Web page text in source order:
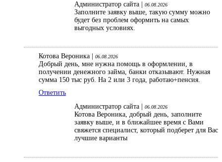
Администратор сайта |
06.08.2026
Заполните заявку выше, такую сумму можно
будет без проблем оформить на самых
выгодных условиях.
Котова Вероника | 06.08.2026
Добрый день, мне нужна помощь в оформлении, в
получении денежного займа, банки отказывают. Нужная
сумма 150 тыс руб. На 2 или 3 года, работаю+пенсия.
Ответить
Администратор сайта |
06.08.2026
Котова Вероника, добрый день, заполните
заявку выше, и в ближайшее время с Вами
свяжется специалист, который подберет для Вас
лучшие варианты